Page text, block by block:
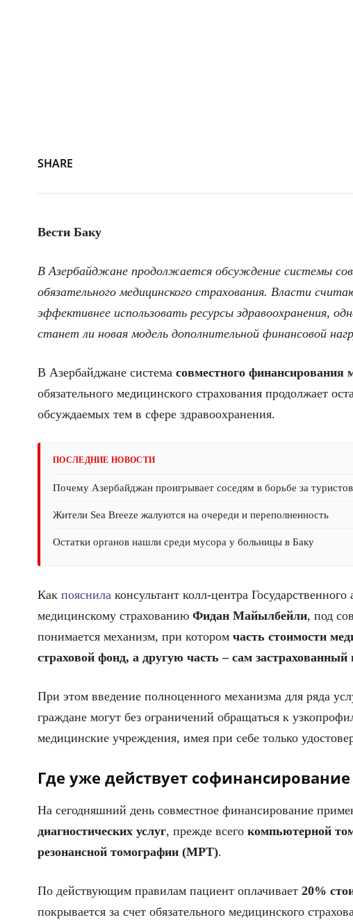
SHARE
Вести Баку
В Азербайджане продолжается обсуждение системы
обязательного медицинского страхования. Власти
эффективнее использовать ресурсы здравоохранения,
станет ли новая модель дополнительной финансовой
В Азербайджане система совместного финансирования
обязательного медицинского страхования продолжает
обсуждаемых тем в сфере здравоохранения.
ПОСЛЕДНИЕ НОВОСТИ
Почему Азербайджан проигрывает соседям в борьбе за
Жители Sea Breeze жалуются на очереди и переполненность
Остатки органов нашли среди мусора у больницы в Баку
Как пояснила консультант колл-центра Государственного
медицинскому страхованию Фидан Майылбейли, под
понимается механизм, при котором часть стоимости
страховой фонд, а другую часть – сам застрахованный
При этом введение полноценного механизма для ряда
граждане могут без ограничений обращаться к
медицинские учреждения, имея при себе только
Где уже действует софинансирование
На сегодняшний день совместное финансирование
диагностических услуг, прежде всего компьютерной
резонансной томографии (МРТ).
По действующим правилам пациент оплачивает 20%
покрывается за счет обязательного медицинского